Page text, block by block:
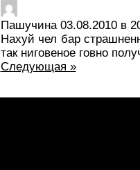
Пашучина 03.08.2010 в
Нахуй чел бар
так ниговеное говно
Следующая »